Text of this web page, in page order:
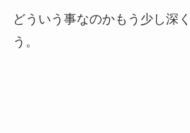
どういう事なのかもう少し深
う。